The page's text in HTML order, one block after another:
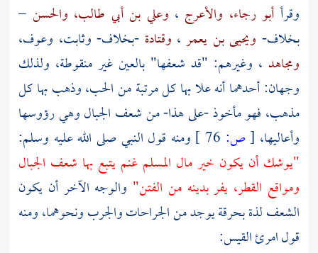
وقرأ أبو رجاء، والأعرج ، وعلي بن أبي طالب، والحسن –
بخلاف- ويحيى بن يعمر ، وقتادة -بخلاف- وثابت، وعوف،
ومجاهد ، وغيرهم: "قد شعفها" بالعين غير منقوطة، ولذلك
وجهان: أحدهما أنه علا بها كل مرتبة من الحب، وذهب بها كل
مذهب، فهو مأخوذ -على هذا- من شعف الجبال وهي رؤوسها
وأعاليها، [ص:
ومنه قول النبي صلى الله عليه وسلم:
"يوشك أن يكون خير مال المسلم غنم يتبع بها شعف الجبال
ومواقع القطر، يفر بدينه من الفتن" والوجه الآخر أن يكون
الشعف لذة بحرقة يوجد من الجراحات والجرب ونحوهما، ومنه
قولامرئ القيس: